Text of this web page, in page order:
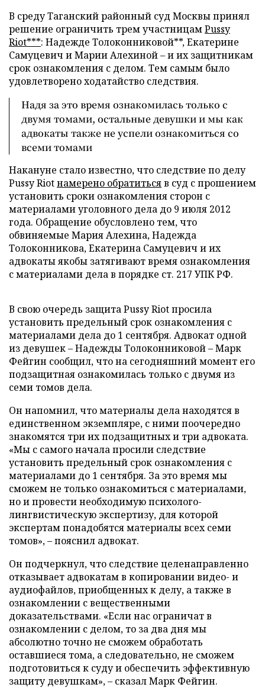
В среду Таганский районный суд Москвы принял
решение ограничить трем участницамPussy
Riot***: Надежде Толоконниковой**, Екатерине
Самуцевич и Марии Алехиной – и их защитникам
срок ознакомления с делом. Тем самым было
удовлетворено ходатайство следствия.
Надя за это время ознакомилась только с
двумя томами, остальные девушки и мы как
адвокаты также не успели ознакомиться со
всеми томами
Накануне стало известно, что следствие по делу
Pussy Riotнамерено обратитьсяв суд с прошением
установить сроки ознакомления сторон с
материалами уголовного дела до 9 июля 2012
года. Обращение обусловлено тем, что
обвиняемые Мария Алехина, Надежда
Толоконникова, Екатерина Самуцевич и их
адвокаты якобы затягивают время ознакомления
с материалами дела в порядке ст. 217 УПК РФ.
В свою очередь защита Pussy Riot просила
установить предельный срок ознакомления с
материалами дела до 1 сентября. Адвокат одной
из девушек – Надежды Толоконниковой – Марк
Фейгин сообщил, что на сегодняшний момент его
подзащитная ознакомилась только с двумя из
семи томов дела.
Он напомнил, что материалы дела находятся в
единственном экземпляре, с ними поочередно
знакомятся три их подзащитных и три адвоката.
«Мы с самого начала просили следствие
установить предельный срок ознакомления с
материалами до 1 сентября. За это время мы
сможемне только ознакомиться с материалами,
но и провести необходимую психолого-
лингвистическую экспертизу, для которой
экспертам понадобятся материалы всех семи
томов», – пояснил адвокат.
Он подчеркнул, что следствие целенаправленно
отказывает адвокатам в копировании видео- и
аудиофайлов, приобщенных к делу, а также в
ознакомлении с вещественными
доказательствами. «Если нас ограничат в
ознакомлении с делом, то за два дня мы
абсолютно точно не сможем обработать
оставшиеся тома, а следовательно, не сможем
подготовиться к суду и обеспечить эффективную
защиту девушкам», – сказал Марк Фейгин.